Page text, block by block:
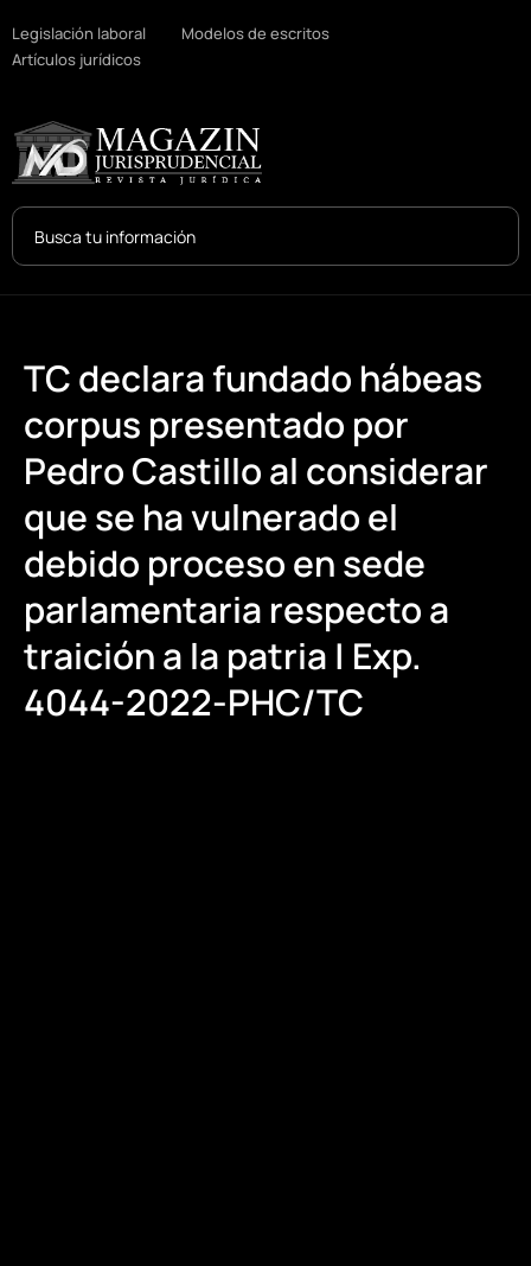
Legislación laboral
Modelos de escritos
Artículos jurídicos
Search
TC declara fundado hábeas
corpus presentado por
Pedro Castillo al considerar
que se ha vulnerado el
debido proceso en sede
parlamentaria respecto a
traición a la patria | Exp.
4044-2022-PHC/TC